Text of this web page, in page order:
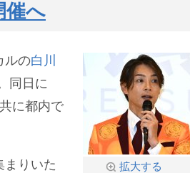
催へ
拡大する
ルの白川
同日に
に都内で
まりいた